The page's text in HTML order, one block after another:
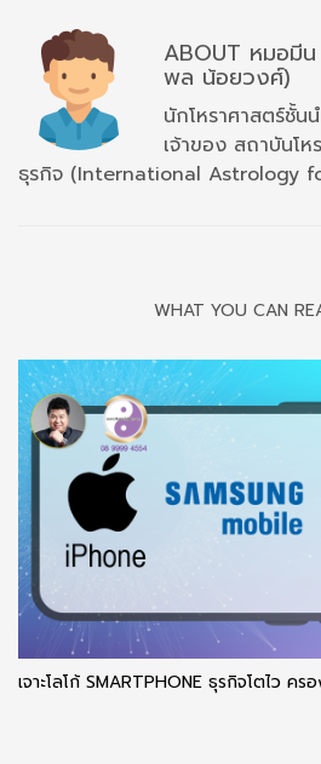
ABOUT หมอมี
พล น้อยวงศ์)
นักโหราศาสตร์ชั้น
เจ้าของ สถาบันโห
ธุรกิจ (International Astrology
WHAT YOU CAN
เจาะโลโก้ SMARTPHONE ธุรกิจโตไว คร